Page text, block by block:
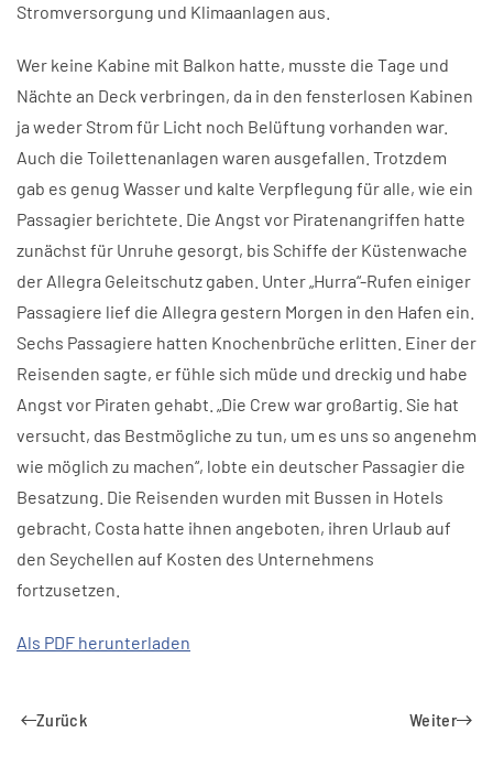
Stromversorgung und Klimaanlagen aus.
Wer keine Kabine mit Balkon hatte, musste die Tage und
Nächte an Deck verbringen, da in den fensterlosen Kabinen
ja weder Strom für Licht noch Belüftung vorhanden war.
Auch die Toilettenanlagen waren ausgefallen. Trotzdem
gab es genug Wasser und kalte Verpflegung für alle, wie ein
Passagier berichtete. Die Angst vor Piratenangriffen hatte
zunächst für Unruhe gesorgt, bis Schiffe der Küstenwache
der Allegra Geleitschutz gaben. Unter „Hurra“-Rufen einiger
Passagiere lief die Allegra gestern Morgen in den Hafen ein.
Sechs Passagiere hatten Knochenbrüche erlitten. Einer der
Reisenden sagte, er fühle sich müde und dreckig und habe
Angst vor Piraten gehabt. „Die Crew war großartig. Sie hat
versucht, das Bestmögliche zu tun, um es uns so angenehm
wie möglich zu machen“, lobte ein deutscher Passagier die
Besatzung. Die Reisenden wurden mit Bussen in Hotels
gebracht, Costa hatte ihnen angeboten, ihren Urlaub auf
den Seychellen auf Kosten des Unternehmens
fortzusetzen.
Als PDF herunterladen
Zurück Weiter